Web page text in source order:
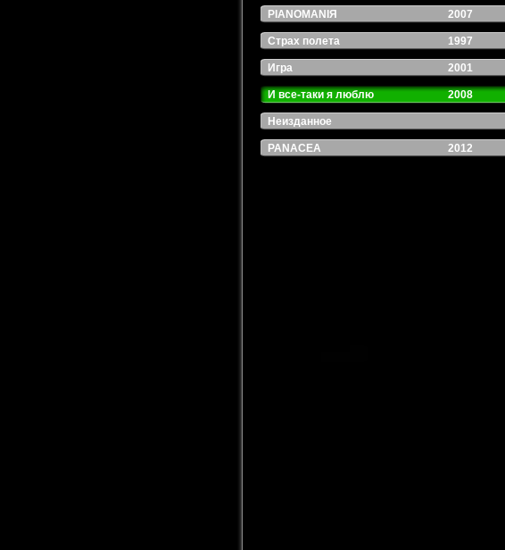
PIANOMANIЯ 2007
Страх полета 1997
Игра 2001
И все-таки я люблю 2008
Неизданное
PANACEA 2012